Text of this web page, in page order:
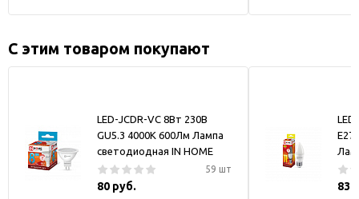
С этим товаром покупают
LED-JCDR-VC 8Вт 230В
GU5.3 4000К 600Лм Лампа
светодиодная IN HOME
59 шт
80 руб.
Е27
83